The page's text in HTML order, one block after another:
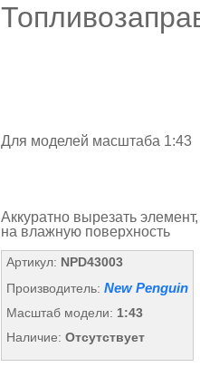
Для моделей масштаба 1:43
Аккуратно вырезать
на влажную поверхность
Артикул: NPD43003
Производитель: New Penguin
Масштаб модели: 1:43
Наличие: Отсутствует